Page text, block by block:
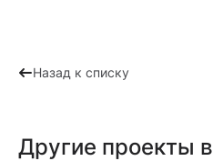
Назад к списку
Другие проекты в